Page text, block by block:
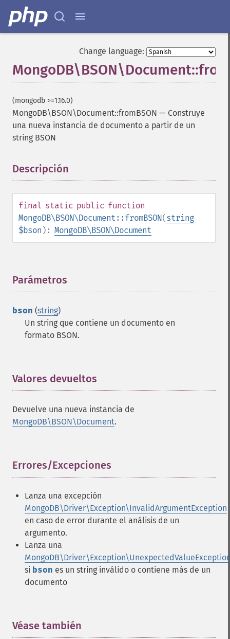
Change language:
(mongodb >=1.16.0)
MongoDB\BSON\Document::fromBSON — Construye
una nueva instancia de documento a partir de un
string BSON
Descripción
final static public function
MongoDB\BSON\Document::fromBSON(string
$bson ): MongoDB\BSON\Document
Parámetros
bson (string)
Un string que contiene un documento en
formato BSON.
Valores devueltos
Devuelve una nueva instancia de
MongoDB\BSON\Document.
Errores/Excepciones
Lanza una excepción
MongoDB\Driver\Exception\InvalidArgumentException
en caso de error durante el análisis de un
argumento.
Lanza una
si bson es un string inválido o contiene más de un
documento
Véase también